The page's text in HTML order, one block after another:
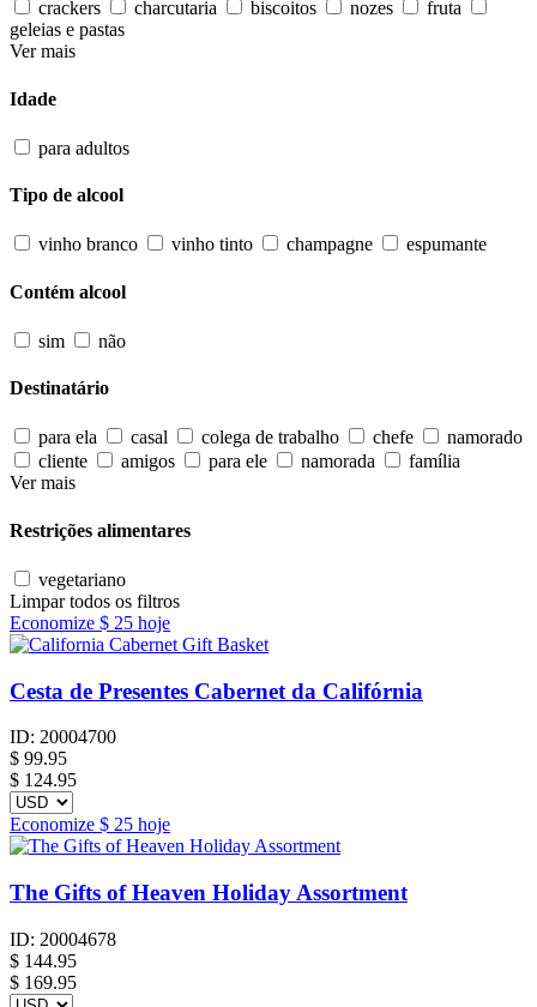
crackers
charcutaria biscoitos nozes
fruta
geleias e pastas
Ver mais
Idade
para adultos
Tipo de alcool
vinho branco vinho tinto champagne espumante
Contém alcool
sim não
Destinatário
para ela casal colega de trabalho chefe
namorado
cliente
amigos para ele namorada
família
Ver mais
Restrições alimentares
vegetariano
Limpar todos os filtros
Economize $ 25 hoje
Cesta de Presentes Cabernet da Califórnia
ID: 20004700
$ 99.95
$ 124.95
Economize $ 25 hoje
The Gifts of Heaven Holiday Assortment
ID: 20004678
$ 144.95
$ 169.95